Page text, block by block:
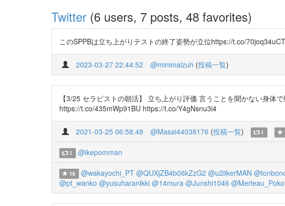
Twitter (6 users, 7 posts, 48 favorites)
このSPPBは立ち上がりテストの終了姿勢が立位https://t.co/70joq34uCT
2023-03-27 22:44:52 @minimalzuh (投稿一覧)
【3/25 セラピストの朝活】 立ち上がり評価 言うことを聞かない身
https://t.co/435mWp91BU https://t.co/Y4gNsnu3i4
2021-03-25 06:58:48 @Masai44038176 (投稿一覧) 1
1 @ikepomman
16 @wakayochi_PT @QUXjZB4b06kZzG2 @u2likerMAN
@pt_wanko @yusuharanikki @14mura @Junshi1046